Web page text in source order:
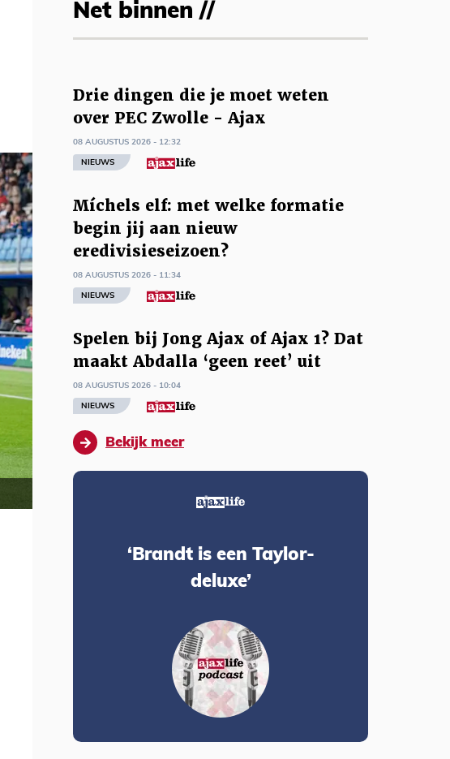
Net binnen //
Drie dingen die je moet weten
over PEC Zwolle - Ajax
08 AUGUSTUS 2026 - 12:32
NIEUWS
Míchels elf: met welke formatie
begin jij aan nieuw
eredivisieseizoen?
08 AUGUSTUS 2026 - 11:34
NIEUWS
Spelen bij Jong Ajax of Ajax 1? Dat
maakt Abdalla ‘geen reet’ uit
08 AUGUSTUS 2026 - 10:04
NIEUWS
Bekijk meer
‘Brandt is een Taylor-
deluxe’